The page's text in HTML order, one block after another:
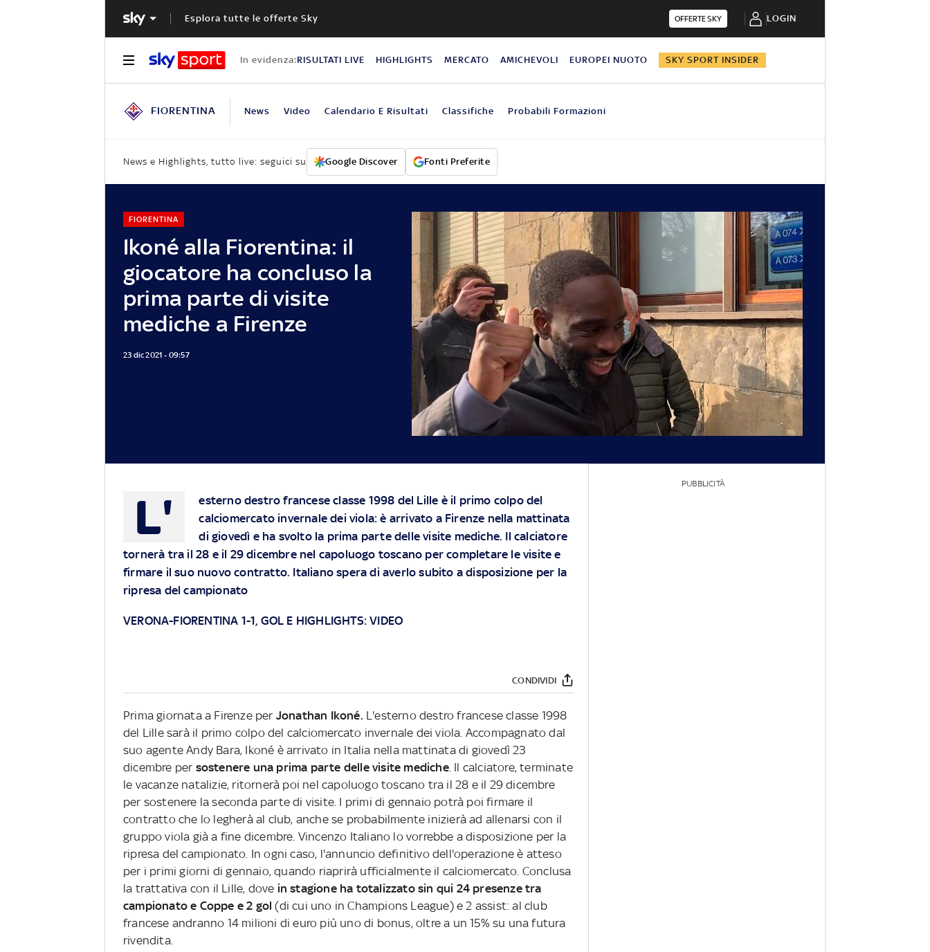
Esplora tutte le offerte Sky OFFERTE SKY LOGIN
In evidenza:RISULTATI LIVE HIGHLIGHTS MERCATO AMICHEVOLI EUROPEI NUOTO SKY SPORT INSIDER
FIORENTINA News Video Calendario E Risultati Classifiche Probabili Formazioni
News e Highlights, tutto live: seguici su Google Discover Fonti Preferite
Ikoné alla Fiorentina: il
giocatore ha concluso la
prima parte di visite
mediche a Firenze
FIORENTINA
23 dic 2021 - 09:57
L'
esterno destro francese classe 1998 del Lille è il primo colpo del
calciomercato invernale dei viola: è arrivato a Firenze nella mattinata
di giovedì e ha svolto la prima parte delle visite mediche. Il calciatore
tornerà tra il 28 e il 29 dicembre nel capoluogo toscano per completare le visite e
firmare il suo nuovo contratto. Italiano spera di averlo subito a disposizione per la
ripresa del campionato
VERONA-FIORENTINA 1-1, GOL E HIGHLIGHTS: VIDEO
CONDIVIDI
Prima giornata a Firenze per Jonathan Ikoné. L'esterno destro francese classe 1998
del Lille sarà il primo colpo del calciomercato invernale dei viola. Accompagnato dal
suo agente Andy Bara, Ikoné è arrivato in Italia nella mattinata di giovedì 23
dicembre per sostenere una prima parte delle visite mediche. Il calciatore, terminate
le vacanze natalizie, ritornerà poi nel capoluogo toscano tra il 28 e il 29 dicembre
per sostenere la seconda parte di visite. I primi di gennaio potrà poi firmare il
contratto che lo legherà al club, anche se probabilmente inizierà ad allenarsi con il
gruppo viola già a fine dicembre. Vincenzo Italiano lo vorrebbe a disposizione per la
ripresa del campionato. In ogni caso, l'annuncio definitivo dell'operazione è atteso
per i primi giorni di gennaio, quando riaprirà ufficialmente il calciomercato. Conclusa
la trattativa con il Lille, dove in stagione ha totalizzato sin qui 24 presenze tra
campionato e Coppe e 2 gol (di cui uno in Champions League) e 2 assist: al club
francese andranno 14 milioni di euro più uno di bonus, oltre a un 15% su una futura
rivendita.
PUBBLICITÀ